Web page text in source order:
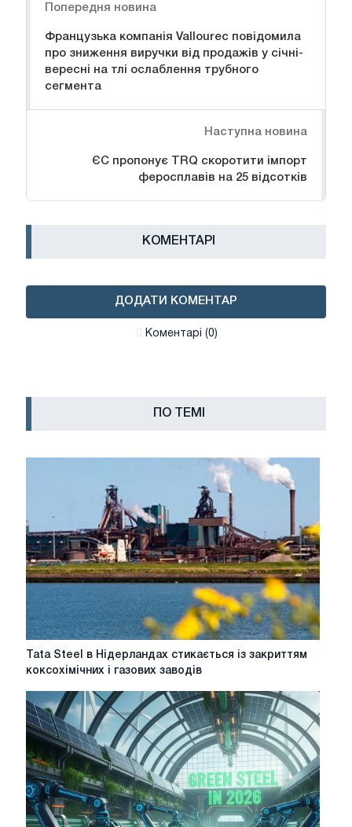
Попередня новина
Французька компанія Vallourec повідомила
про зниження виручки від продажів у січні-
вересні на тлі ослаблення трубного
сегмента
Наступна новина
ЄС пропонує TRQ скоротити імпорт
феросплавів на 25 відсотків
КОМЕНТАРІ
ДОДАТИ КОМЕНТАР
Коментарі (0)
ПО ТЕМІ
Tata
Нідерландах
стикається
із
закриттям
коксохімічних
і
газових
заводів
Tata Steel в Нідерландах стикається із закриттям
коксохімічних і газових заводів